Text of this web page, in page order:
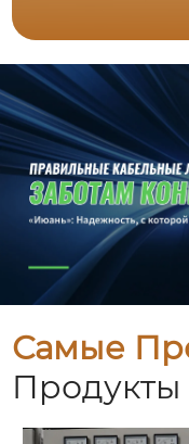
Самые
Продукты